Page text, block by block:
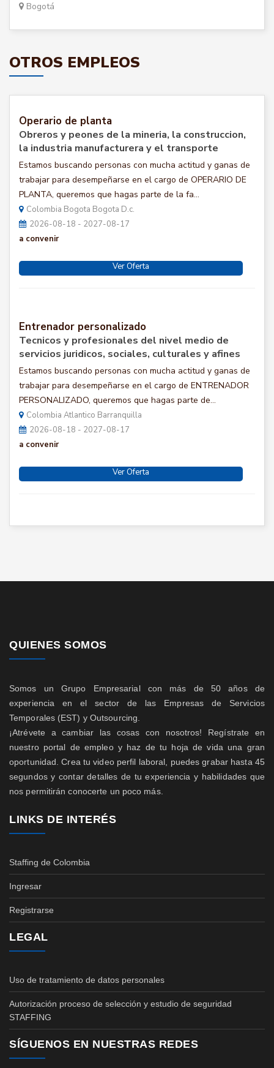
Bogotá
OTROS EMPLEOS
Operario de planta
Obreros y peones de la mineria, la construccion,
la industria manufacturera y el transporte
Estamos buscando personas con mucha actitud y ganas de
trabajar para desempeñarse en el cargo de OPERARIO DE
PLANTA, queremos que hagas parte de la fa...
Colombia Bogota Bogota D.c.
2026-08-18 - 2027-08-17
a convenir
Ver Oferta
Entrenador personalizado
Tecnicos y profesionales del nivel medio de
servicios juridicos, sociales, culturales y afines
Estamos buscando personas con mucha actitud y ganas de
trabajar para desempeñarse en el cargo de ENTRENADOR
PERSONALIZADO, queremos que hagas parte de...
Colombia Atlantico Barranquilla
2026-08-18 - 2027-08-17
a convenir
Ver Oferta
QUIENES SOMOS
Somos un Grupo Empresarial con más de 50 años de
experiencia en el sector de las Empresas de Servicios
Temporales (EST) y Outsourcing.
¡Atrévete a cambiar las cosas con nosotros! Regístrate en
nuestro portal de empleo y haz de tu hoja de vida una gran
oportunidad. Crea tu video perfil laboral, puedes grabar hasta 45
segundos y contar detalles de tu experiencia y habilidades que
nos permitirán conocerte un poco más.
LINKS DE INTERÉS
Staffing de Colombia
Ingresar
Registrarse
LEGAL
Uso de tratamiento de datos personales
Autorización proceso de selección y estudio de seguridad
STAFFING
SÍGUENOS EN NUESTRAS REDES